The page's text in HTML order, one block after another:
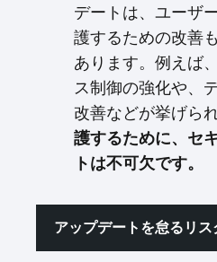
デートは、ユーザ
護するための改善
あります。例えば
ス制御の強化や、
改善などが挙げられ
護するために、セ
トは不可欠です。
アップデートを怠るリス